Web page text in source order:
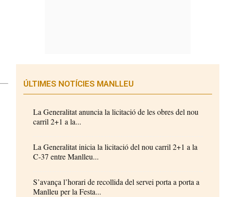
ÚLTIMES NOTÍCIES MANLLEU
La Generalitat anuncia la licitació de les obres del nou
carril 2+1 a la...
La Generalitat inicia la licitació del nou carril 2+1 a la
C-37 entre Manlleu...
S’avança l’horari de recollida del servei porta a porta a
Manlleu per la Festa...